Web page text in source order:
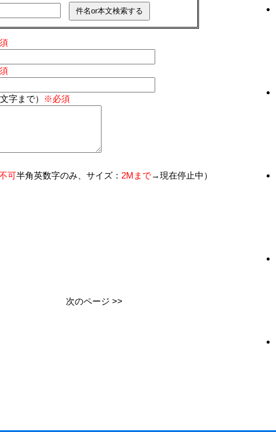
字まで） ※必須
可半角英数字のみ、サイズ： 2Mまで→現在停止中）
次のページ >>